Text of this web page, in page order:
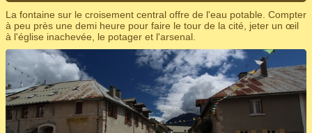
La fontaine sur le croisement central offre de l'eau potable. Compter
à peu près une demi heure pour faire le tour de la cité, jeter un œil
à l'église inachevée, le potager et l'arsenal.